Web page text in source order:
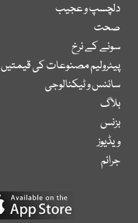
دلچسپ و عجیب
صحت
سونے کے نرخ
پیٹرولیم مصنوعات کی قیمتیں
سائنس و ٹیکنالوجی
بلاگ
بزنس
ویڈیوز
جرائم